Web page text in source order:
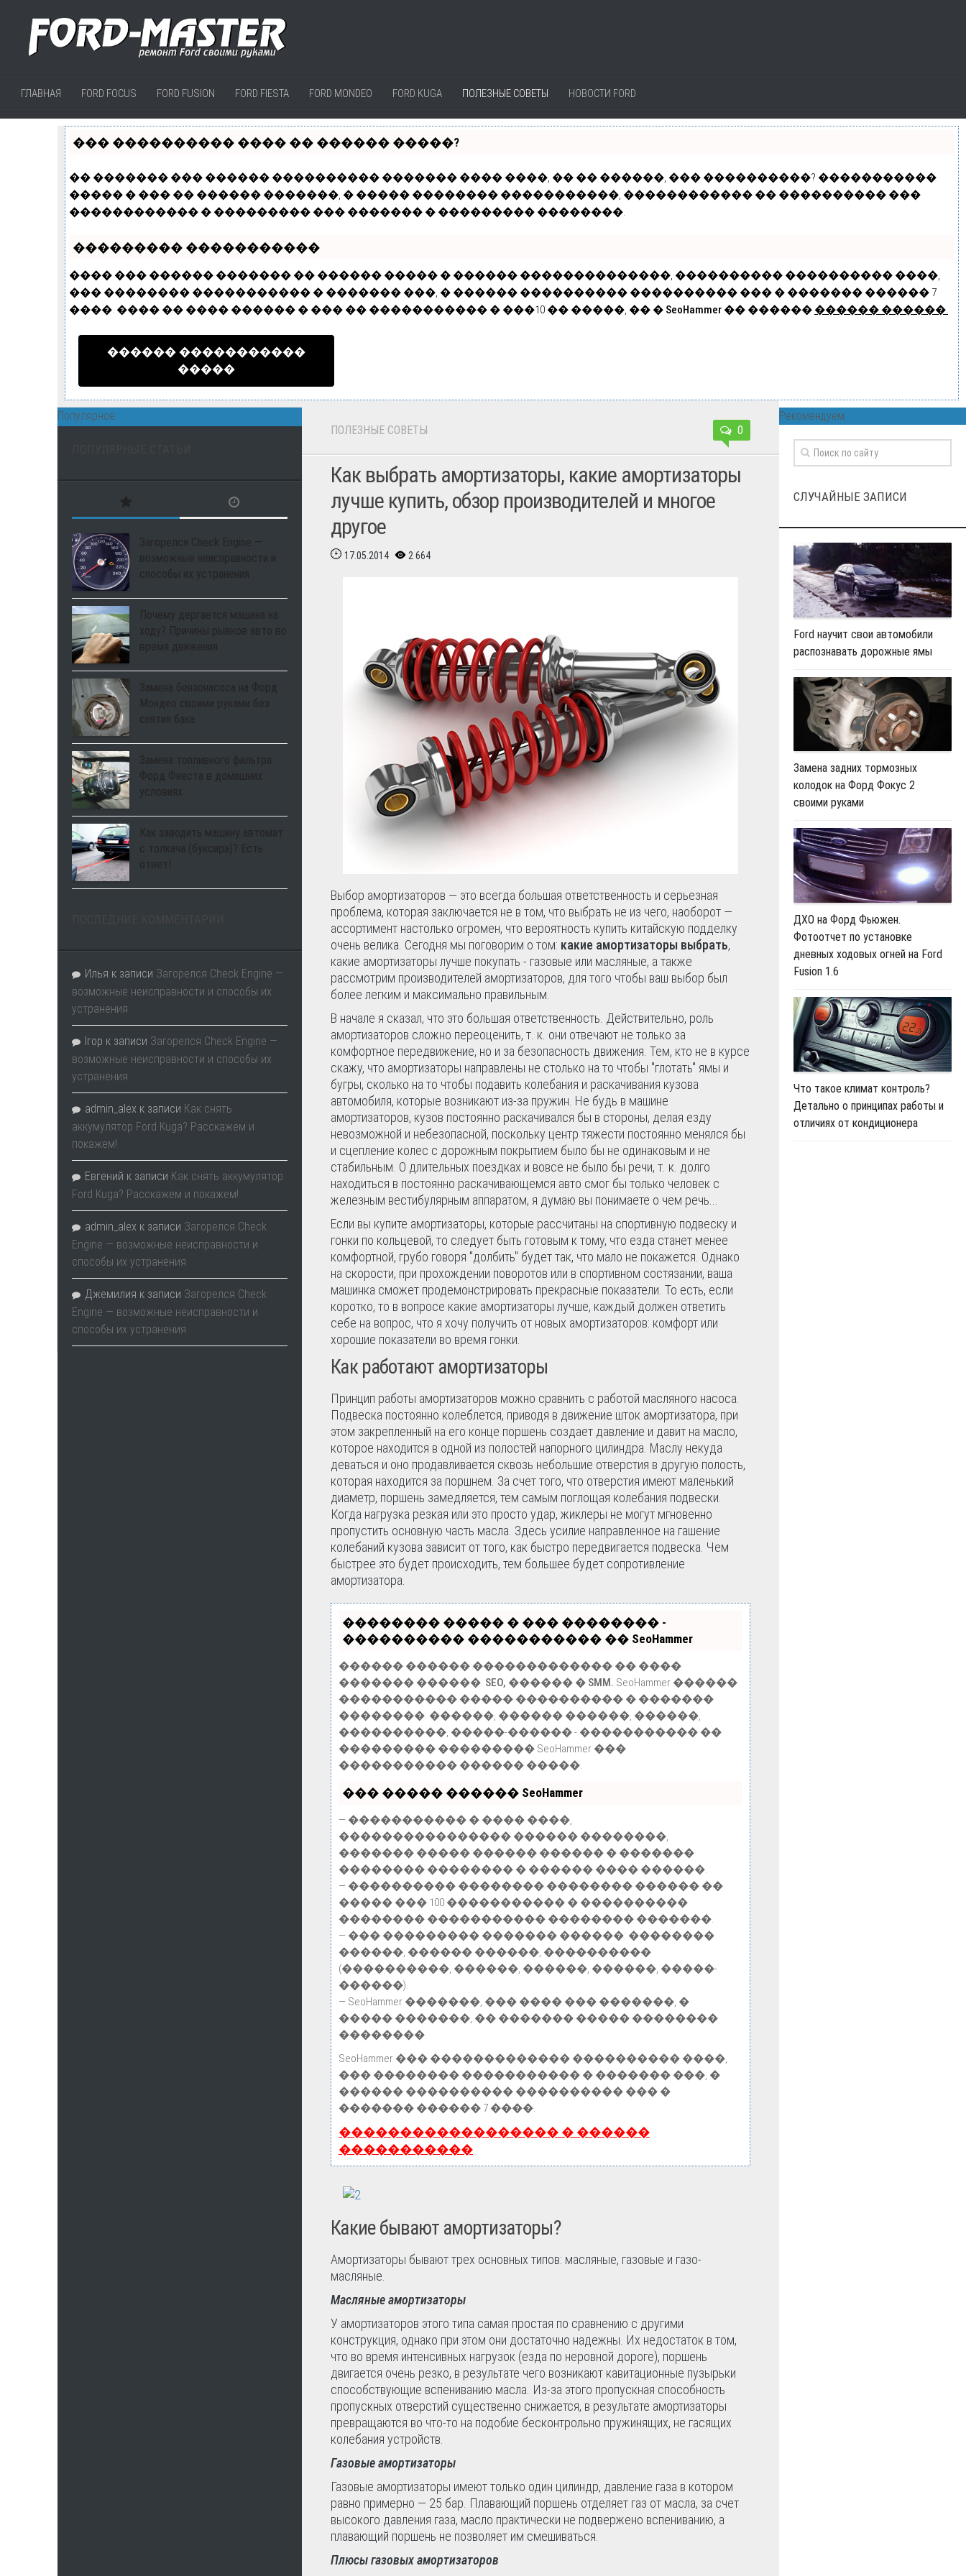
ГЛАВНАЯ FORD FOCUS FORD FUSION FORD FIESTA FORD MONDEO FORD KUGA ПОЛЕЗНЫЕ СОВЕТЫ НОВОСТИ FORD
��� ���������� ���� �� ������ �����?
�� ������� ��� ������ ���������� ������� ���� ����, �� �� ������, ��� ����������? �����������
����� � ��� �� ������ �������, � ����� �������� �����������, ������������ �� ���������� ���
������������ � ��������� ��� ������� � ��������� ��������.
��������� �����������
���� ��� ������ ������� �� ������ ����� � ������ ��������������, ���������� ���������� ����,
��� �������� ����������� � ������� ���, � ������ ���������� ���������� ��� � ������� ������ 7
����. ���� �� ���� ������ � ��� �� ����������� � ���10 �� �����, �� � SeoHammer �� ������ ������ ������.
������ �����������
�����
ПОЛЕЗНЫЕ СОВЕТЫ 0
Как выбрать амортизаторы, какие амортизаторы
лучше купить, обзор производителей и многое
другое
17.05.2014 2 664
Выбор амортизаторов — это всегда большая ответственность и серьезная
проблема, которая заключается не в том, что выбрать не из чего, наоборот —
ассортимент настолько огромен, что вероятность купить китайскую подделку
очень велика. Сегодня мы поговорим о том: какие амортизаторы выбрать,
какие амортизаторы лучше покупать - газовые или масляные, а также
рассмотрим производителей амортизаторов, для того чтобы ваш выбор был
более легким и максимально правильным.
В начале я сказал, что это большая ответственность. Действительно, роль
амортизаторов сложно переоценить, т. к. они отвечают не только за
комфортное передвижение, но и за безопасность движения. Тем, кто не в курсе
скажу, что амортизаторы направлены не столько на то чтобы "глотать" ямы и
бугры, сколько на то чтобы подавить колебания и раскачивания кузова
автомобиля, которые возникают из-за пружин. Не будь в машине
амортизаторов, кузов постоянно раскачивался бы в стороны, делая езду
невозможной и небезопасной, поскольку центр тяжести постоянно менялся бы
и сцепление колес с дорожным покрытием было бы не одинаковым и не
стабильным. О длительных поездках и вовсе не было бы речи, т. к. долго
находиться в постоянно раскачивающемся авто смог бы только человек с
железным вестибулярным аппаратом, я думаю вы понимаете о чем речь...
Если вы купите амортизаторы, которые рассчитаны на спортивную подвеску и
гонки по кольцевой, то следует быть готовым к тому, что езда станет менее
комфортной, грубо говоря "долбить" будет так, что мало не покажется. Однако
на скорости, при прохождении поворотов или в спортивном состязании, ваша
машинка сможет продемонстрировать прекрасные показатели. То есть, если
коротко, то в вопросе какие амортизаторы лучше, каждый должен ответить
себе на вопрос, что я хочу получить от новых амортизаторов: комфорт или
хорошие показатели во время гонки.
Как работают амортизаторы
Принцип работы амортизаторов можно сравнить с работой масляного насоса.
Подвеска постоянно колеблется, приводя в движение шток амортизатора, при
этом закрепленный на его конце поршень создает давление и давит на масло,
которое находится в одной из полостей напорного цилиндра. Маслу некуда
деваться и оно продавливается сквозь небольшие отверстия в другую полость,
которая находится за поршнем. За счет того, что отверстия имеют маленький
диаметр, поршень замедляется, тем самым поглощая колебания подвески.
Когда нагрузка резкая или это просто удар, жиклеры не могут мгновенно
пропустить основную часть масла. Здесь усилие направленное на гашение
колебаний кузова зависит от того, как быстро передвигается подвеска. Чем
быстрее это будет происходить, тем большее будет сопротивление
амортизатора.
�������� ����� � ��� �������� -
���������� ����������� �� SeoHammer
������ ������ ������������� �� ����
������� ������: SEO, ������ � SMM. SeoHammer ������
����������� ����� ���������� � �������
��������. ������, ������ ������, ������,
����������, �����-������ - ����������� ��
��������� ��������� SeoHammer ���
����������� ������ �����.
��� ����� ������ SeoHammer
— ����������� � ���� ����,
���������������� ������ ��������,
������� ����� ������ ������ � �������
�������� �������� � ������ ���� ������.
— ���������� �������� �������� ������ ��
����� ��� 100 ����������� � ����������
�������� ����������� �������� �������.
— ��� ��������� ������� ������: ��������
������, ������ ������, ����������
(����������, ������, ������, ������, �����-
������).
— SeoHammer �������, ��� ���� ��� �������, �
����� �������, �� ������� ����� ��������
��������.
SeoHammer ��� ������������� ���������� ����,
��� �������� ����������� � ������� ���, �
������ ���������� ���������� ��� �
������� ������ 7 ����.
������������������ � ������
�����������
Какие бывают амортизаторы?
Амортизаторы бывают трех основных типов: масляные, газовые и газо-
масляные.
Масляные амортизаторы
У амортизаторов этого типа самая простая по сравнению с другими
конструкция, однако при этом они достаточно надежны. Их недостаток в том,
что во время интенсивных нагрузок (езда по неровной дороге), поршень
двигается очень резко, в результате чего возникают кавитационные пузырьки
способствующие вспениванию масла. Из-за этого пропускная способность
пропускных отверстий существенно снижается, в результате амортизаторы
превращаются во что-то на подобие бесконтрольно пружинящих, не гасящих
колебания устройств.
Газовые амортизаторы
Газовые амортизаторы имеют только один цилиндр, давление газа в котором
равно примерно — 25 бар. Плавающий поршень отделяет газ от масла, за счет
высокого давления газа, масло практически не подвержено вспениванию, а
плавающий поршень не позволяет им смешиваться.
Плюсы газовых амортизаторов
Популярное:
Загорелся Check Engine —
возможные неисправности и
способы их устранения
Почему дергается машина на
ходу? Причины рывков авто во
время движения
Замена бензонасоса на Форд
Мондео своими руками без
снятия бака
Замена топливного фильтра
Форд Фиеста в домашних
условиях
Как заводить машину автомат
с толкача (буксира)? Есть
ответ!
Илья к записи Загорелся Check Engine —
возможные неисправности и способы их
устранения
Ігор к записи Загорелся Check Engine —
возможные неисправности и способы их
устранения
admin_alex к записи Как снять
аккумулятор Ford Kuga? Расскажем и
покажем!
Евгений к записи Как снять аккумулятор
Ford Kuga? Расскажем и покажем!
admin_alex к записи Загорелся Check
Engine — возможные неисправности и
способы их устранения
Джемилия к записи Загорелся Check
Engine — возможные неисправности и
способы их устранения
Рекомендуем:
СЛУЧАЙНЫЕ ЗАПИСИ
Ford научит свои автомобили
распознавать дорожные ямы
Замена задних тормозных
колодок на Форд Фокус 2
своими руками
ДХО на Форд Фьюжен.
Фотоотчет по установке
дневных ходовых огней на Ford
Fusion 1.6
Что такое климат контроль?
Детально о принципах работы и
отличиях от кондиционера